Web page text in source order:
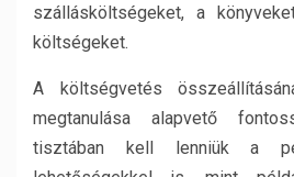
szállásköltségeket, a
költségeket.
A költségvetés
megtanulása alapvető
tisztában kell lenniük a